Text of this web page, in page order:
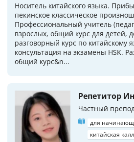
Носитель китайского языка.
пекинское классическое
Профессиональный учитель
взрослых, общий курс для детей,
разговорный курс по китайскому
консультация на экзамены HSK.
общий курс&n...
Репетитор
Частный
для
китайская